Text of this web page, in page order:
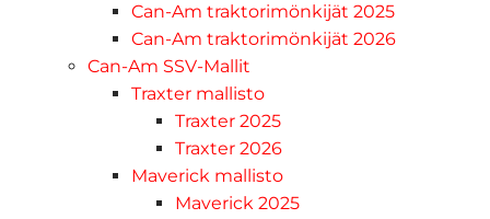
Can-Am traktorimönkijät 2025
Can-Am traktorimönkijät 2026
Can-Am SSV-Mallit
Traxter mallisto
Traxter 2025
Traxter 2026
Maverick mallisto
Maverick 2025